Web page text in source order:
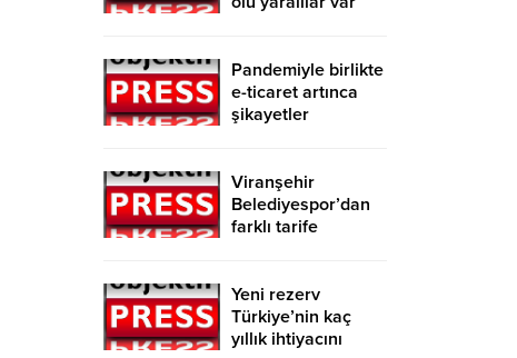
Pandemiyle birlikte
e-ticaret artınca
şikayetler
Viranşehir
Belediyespor’dan
farklı tarife
Yeni rezerv
Türkiye’nin kaç
yıllık ihtiyacını